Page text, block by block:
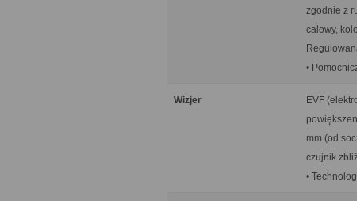
zgodnie z
calowy,
•
Wizjer
EVF
mm (od
czujnik
•